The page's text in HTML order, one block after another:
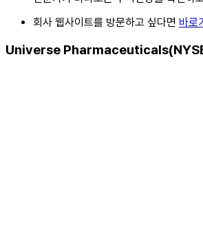
회사 웹사이트를 방문하고 싶다면 바로
Universe